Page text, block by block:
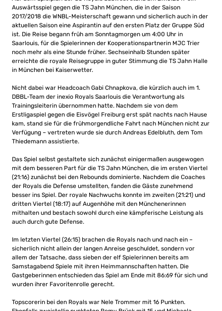
Auswärtsspiel gegen die TS Jahn München, die in der Saison
2017/2018 die WNBL-Meisterschaft gewann und sicherlich auch in der
aktuellen Saison eine Aspirantin auf den ersten Platz der Gruppe Süd
ist. Die Reise begann früh am Sonntagmorgen um 4:00 Uhr in
Saarlouis, für die Spielerinnen der Kooperationspartnerin MJC Trier
noch mehr als eine Stunde früher. Sechseinhalb Stunden später
erreichte die royale Reisegruppe in guter Stimmung die TS Jahn Halle
in München bei Kaiserwetter.
Nicht dabei war Headcoach Gabi Chnapkova, die kürzlich auch im 1.
DBBL-Team der inexio Royals Saarlouis die Verantwortung als
Trainingsleiterin übernommen hatte. Nachdem sie von dem
Erstligaspiel gegen die Eisvögel Freiburg erst spät nachts nach Hause
kam, stand sie für die frühmorgendliche Fahrt nach München nicht zur
Verfügung – vertreten wurde sie durch Andreas Edelbluth, dem Tom
Thiedemann assistierte.
Das Spiel selbst gestaltete sich zunächst einigermaßen ausgewogen
mit dem besseren Part für die TS Jahn München, die im ersten Viertel
(21:16) zunächst bei den Rebounds dominierte. Nachdem die Coaches
der Royals die Defense umstellten, fanden die Gäste zunehmend
besser ins Spiel. Der royale Nachwuchs konnte im zweiten (21:21) und
dritten Viertel (18:17) auf Augenhöhe mit den Münchenerinnen
mithalten und bestach sowohl durch eine kämpferische Leistung als
auch durch gute Defense.
Im letzten Viertel (26:15) brachen die Royals nach und nach ein –
sicherlich nicht allein der langen Anreise geschuldet, sondern vor
allem der Tatsache, dass sieben der elf Spielerinnen bereits am
Samstagabend Spiele mit ihren Heimmannschaften hatten. Die
Gastgeberinnen entschieden das Spiel am Ende mit 86:69 für sich und
wurden ihrer Favoritenrolle gerecht.
Topscorerin bei den Royals war Nele Trommer mit 16 Punkten.